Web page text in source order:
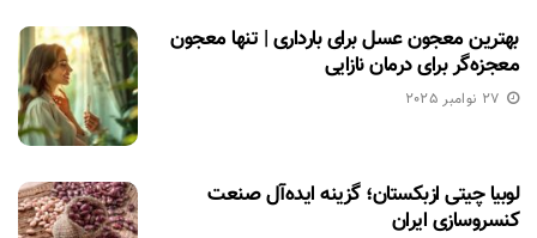
بهترین معجون عسل برای بارداری | تنها معجون
معجزه‌گر برای درمان نازایی
27 نوامبر 2025
لوبیا چیتی ازبکستان؛ گزینه ایده‌آل صنعت
کنسروسازی ایران